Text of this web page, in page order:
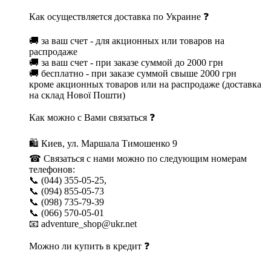
Как осуществляется доставка по Украине ❓
🚚 за ваш счет - для акционных или товаров на
распродаже
🚚 за ваш счет - при заказе суммой до 2000 грн
🚚 бесплатно - при заказе суммой свыше 2000 грн
кроме акционных товаров или на распродаже (доставка
на склад Нової Пошти)
Как можно с Вами связаться ❓
🛍 Киев, ул. Маршала Тимошенко 9
☎ Связаться с нами можно по следующим номерам
телефонов:
📞 (044) 355-05-25,
📞 (094) 855-05-73
📞 (098) 735-79-39
📞 (066) 570-05-01
📧 adventure_shop@ukr.net
Можно ли купить в кредит ❓